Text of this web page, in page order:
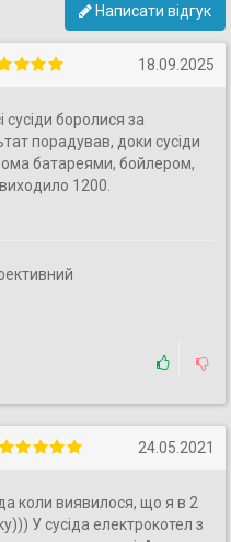
Написати відгук
18.09.2025
сусіди боролися за
порадував, доки сусіди
батареями, бойлером,
1200.
24.05.2021
коли виявилося, що я в 2
У сусіда електрокотел з